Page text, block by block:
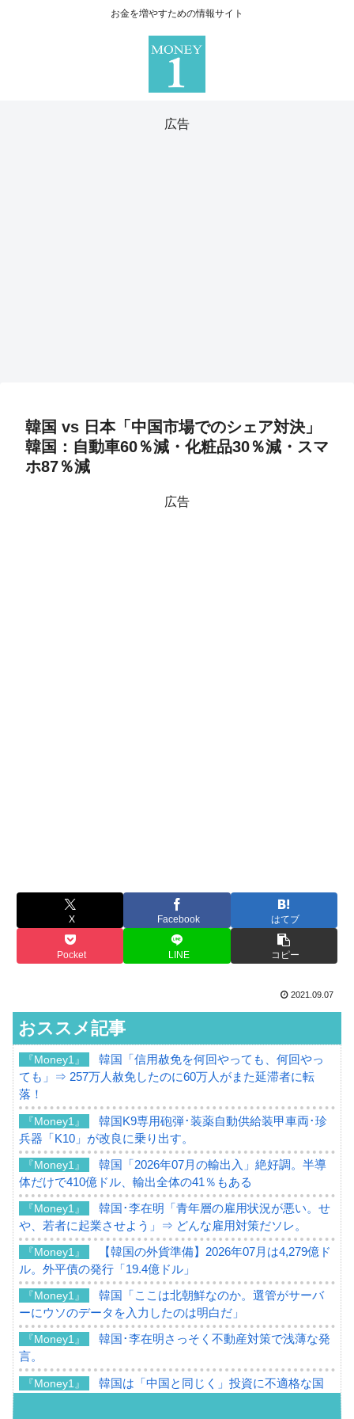
お金を増やすための情報サイト
広告
韓国 vs 日本「中国市場でのシェア対決」
韓国：自動車60％減・化粧品30％減・スマ
ホ87％減
広告
X Facebook はてブ
Pocket LINE コピー
2021.09.07
おススメ記事
『Money1』
韓国「信用赦免を何回やっても、何回やっ
ても」⇒ 257万人赦免したのに60万人がまた延滞者に転
落！
『Money1』
韓国K9専用砲弾･装薬自動供給装甲車両･珍
兵器「K10」が改良に乗り出す。
『Money1』
韓国「2026年07月の輸出入」絶好調。半導
体だけで410億ドル、輸出全体の41％もある
『Money1』
韓国･李在明「青年層の雇用状況が悪い。せ
や、若者に起業させよう」⇒ どんな雇用対策だソレ。
『Money1』
【韓国の外貨準備】2026年07月は4,279億ド
ル。外平債の発行「19.4億ドル」
『Money1』
韓国「ここは北朝鮮なのか。選管がサーバ
ーにウソのデータを入力したのは明白だ」
『Money1』
韓国･李在明さっそく不動産対策で浅薄な発
言。
『Money1』
韓国は「中国と同じく」投資に不適格な国